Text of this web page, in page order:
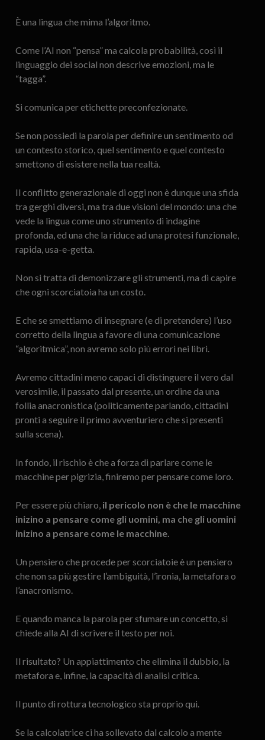
È una lingua che mima l’algoritmo.
Come l’AI non “pensa” ma calcola probabilità, così il
linguaggio dei social non descrive emozioni, ma le
“tagga”.
Si comunica per etichette preconfezionate.
Se non possiedi la parola per definire un sentimento od
un contesto storico, quel sentimento e quel contesto
smettono di esistere nella tua realtà.
Il conflitto generazionale di oggi non è dunque una sfida
tra gerghi diversi, ma tra due visioni del mondo: una che
vede la lingua come uno strumento di indagine
profonda, ed una che la riduce ad una protesi funzionale,
rapida, usa-e-getta.
Non si tratta di demonizzare gli strumenti, ma di capire
che ogni scorciatoia ha un costo.
E che se smettiamo di insegnare (e di pretendere) l’uso
corretto della lingua a favore di una comunicazione
“algoritmica”, non avremo solo più errori nei libri.
Avremo cittadini meno capaci di distinguere il vero dal
verosimile, il passato dal presente, un ordine da una
follia anacronistica (politicamente parlando, cittadini
pronti a seguire il primo avventuriero che si presenti
sulla scena).
In fondo, il rischio è che a forza di parlare come le
macchine per pigrizia, finiremo per pensare come loro.
Per essere più chiaro, il pericolo non è che le macchine
inizino a pensare come gli uomini, ma che gli uomini
inizino a pensare come le macchine.
Un pensiero che procede per scorciatoie è un pensiero
che non sa più gestire l’ambiguità, l’ironia, la metafora o
l’anacronismo.
E quando manca la parola per sfumare un concetto, si
chiede alla AI di scrivere il testo per noi.
Il risultato? Un appiattimento che elimina il dubbio, la
metafora e, infine, la capacità di analisi critica.
Il punto di rottura tecnologico sta proprio qui.
Se la calcolatrice ci ha sollevato dal calcolo a mente